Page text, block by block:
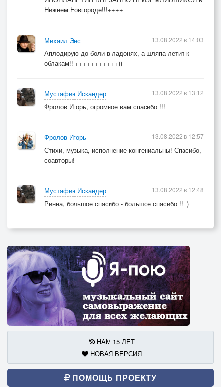
Нижнем Новгороде!!!++++
Михаил Энс
Аплодирую до боли в ладонях, а шляпа летит к
облакам!!!+++++++++++))
13.08.2022 в 14:03
Мустафин Искандер
Фролов Игорь, огромное вам спасибо !!!
13.08.2022 в 13:12
Фролов Игорь
Стихи, музыка, исполнение конгениальны! Спасибо,
соавторы!
13.08.2022 в 12:57
Мустафин Искандер
Ринна, большое спасибо - большое спасибо !!! )
13.08.2022 в 12:48
НАМ 15 ЛЕТ
НОВАЯ ВЕРСИЯ
ПОМОЩЬ ПРОЕКТУ